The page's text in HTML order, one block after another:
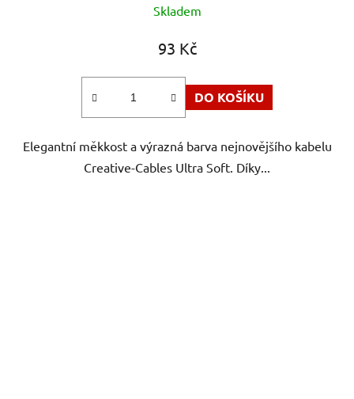
Skladem
93 Kč
DO KOŠÍKU
Elegantní měkkost a výrazná barva nejnovějšího kabelu
Creative-Cables Ultra Soft. Díky...